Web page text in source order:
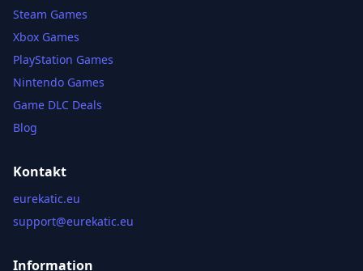
Steam Games
Xbox Games
PlayStation Games
Nintendo Games
Game DLC Deals
Blog
Kontakt
eurekatic.eu
support@eurekatic.eu
Information